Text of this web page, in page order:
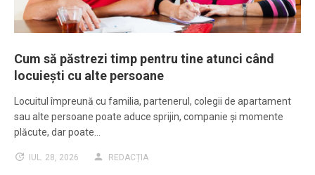
Cum să păstrezi timp pentru tine atunci când
locuiești cu alte persoane
Locuitul împreună cu familia, partenerul, colegii de apartament
sau alte persoane poate aduce sprijin, companie și momente
plăcute, dar poate…
IUL. 28, 2026 REDACȚIA